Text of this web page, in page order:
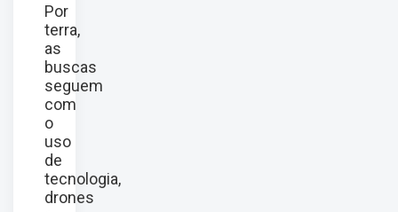
Por
terra,
as
buscas
seguem
com
o
uso
de
tecnologia,
drones